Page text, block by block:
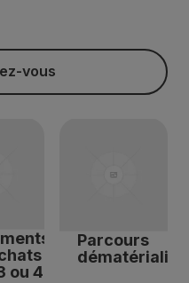
vous
ou 4
Parcours
dématérialisé